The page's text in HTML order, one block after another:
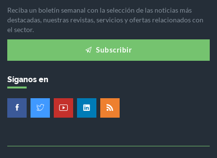
Reciba un boletín semanal con la selección de las noticias más
destacadas, nuestras revistas, servicios y ofertas relacionados con
el sector.
Subscribir
Síganos en